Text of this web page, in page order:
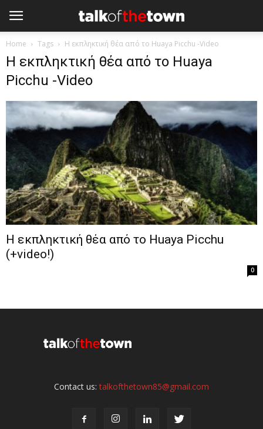
Home Tags Η εκπληκτική θέα από το Huaya Picchu -Video
Η εκπληκτική θέα από το Huaya
Picchu -Video
Η εκπληκτική θέα από το Huaya Picchu
(+video!)
0
Contact us:talkofthetown85@gmail.com